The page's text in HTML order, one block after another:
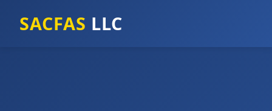
SACFAS LLC